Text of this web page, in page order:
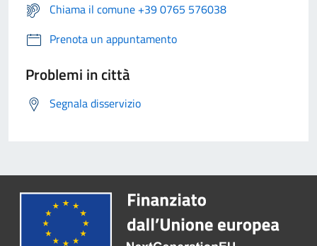
Chiama il comune +39 0765 576038
Prenota un appuntamento
Problemi in città
Segnala disservizio